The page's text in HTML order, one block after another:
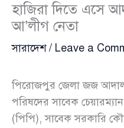
হাজিরা দিতে এসে
আ’লীগ নেতা
সারাদেশ/ Leave a
পিরোজপুর জেলা জজ
পরিষদের সাবেক
(পিপি), সাবেক সরকারি